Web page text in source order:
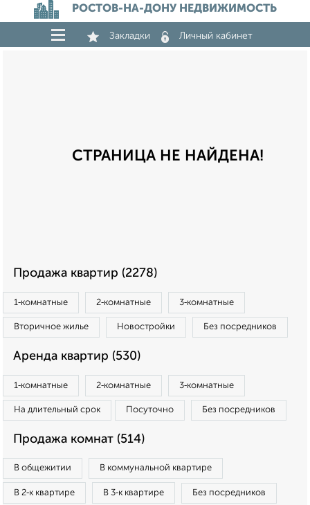
РОСТОВ-НА-ДОНУ НЕДВИЖИМОСТЬ
Закладки Личный кабинет
СТРАНИЦА НЕ НАЙДЕНА!
Продажа квартир (2278)
1‑комнатные 2‑комнатные 3‑комнатные
Вторичное жилье Новостройки Без посредников
Аренда квартир (530)
1‑комнатные 2‑комнатные 3‑комнатные
На длительный срок Посуточно Без посредников
Продажа комнат (514)
В общежитии В коммунальной квартире
В 2‑к квартире В 3‑к квартире Без посредников